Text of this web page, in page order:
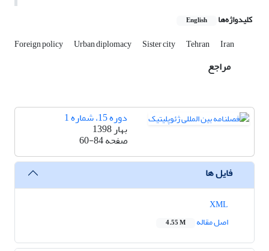
کلیدواژه‌ها English
Foreign policy Urban diplomacy Sister city Tehran Iran
مراجع
دوره 15، شماره 1
بهار 1398
صفحه60-84
فایل ها
اصل مقاله
4.55 M